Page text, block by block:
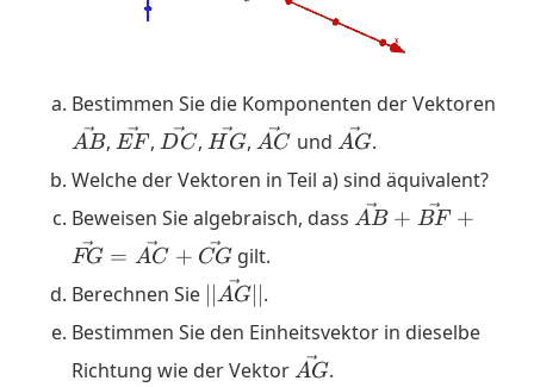
Bestimmen Sie die Komponenten der Vektoren
AB, \vec{EF}
EF , \vec{DC}
DC, \vec{HG}
H G, \vec{AC}
AC und \vec{AG}
AG.
Welche der Vektoren in Teil a) sind äquivalent?
Beweisen Sie algebraisch, dass \vec{AB}
\vec{FG}
AB + BF +
FG = AC + CG gilt.
Berechnen Sie ||
\vec{AG}
||
AG
.
Bestimmen Sie den Einheitsvektor in dieselbe
Richtung wie der Vektor \vec{AG}
AG.